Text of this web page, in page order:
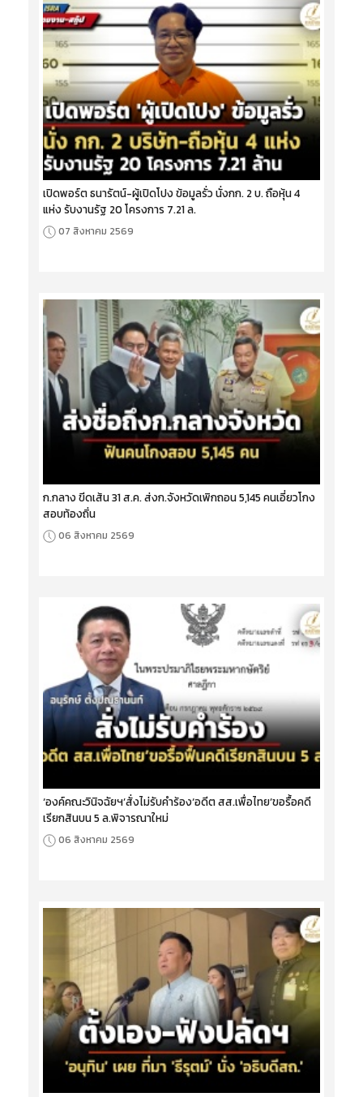
เปิดพอร์ต ธนารัตน์-ผู้เปิดโปง ข้อมูลรั่ว นั่งกก. 2 บ. ถือหุ้น 4
แห่ง รับงานรัฐ 20 โครงการ 7.21 ล.
07 สิงหาคม 2569
ก.กลาง ขีดเส้น 31 ส.ค. ส่งก.จังหวัดเพิกถอน 5,145 คนเอี่ยวโกง
สอบท้องถิ่น
06 สิงหาคม 2569
‘องค์คณะวินิจฉัยฯ’สั่งไม่รับคำร้อง‘อดีต สส.เพื่อไทย’ขอรื้อคดี
เรียกสินบน 5 ล.พิจารณาใหม่
06 สิงหาคม 2569